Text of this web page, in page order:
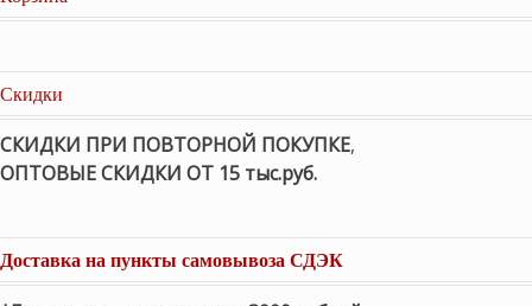
Скидки
СКИДКИ ПРИ ПОВТОРНОЙ ПОКУПКЕ,
ОПТОВЫЕ СКИДКИ ОТ 15 тыс.руб.
Доставка на пункты самовывоза СДЭК